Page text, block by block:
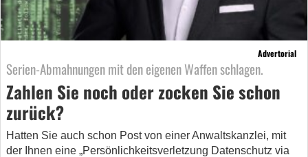
Advertorial
Serien-Abmahnungen mit den eigenen Waffen schlagen.
Zahlen Sie noch oder zocken Sie schon
zurück?
Hatten Sie auch schon Post von einer Anwaltskanzlei, mit
der Ihnen eine „Persönlichkeitsverletzung Datenschutz via